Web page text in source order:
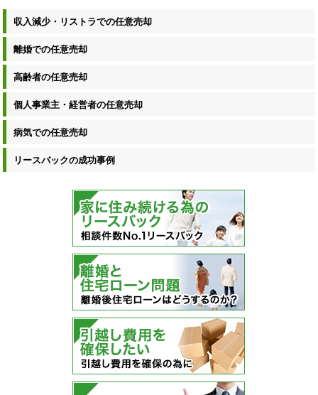
収入減少・リストラでの任意売却
離婚での任意売却
高齢者の任意売却
個人事業主・経営者の任意売却
病気での任意売却
リースバックの成功事例